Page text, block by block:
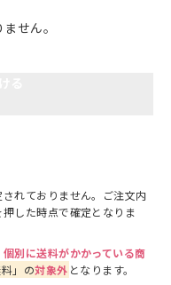
せん。
れておりません。ご注文内
した時点で確定となりま
個別に送料がかかっている商
」の対象外 となります。